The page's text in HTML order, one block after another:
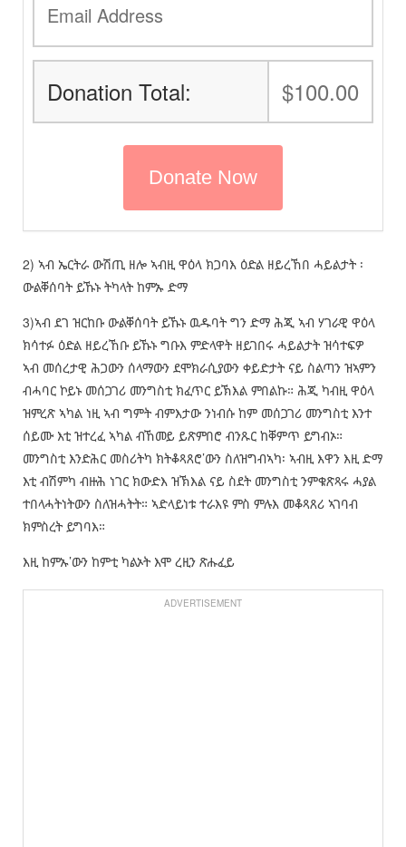
Donation Total: $100.00
2) ኣብ ኤርትራ ውሽጢ ዘሎ ኣብዚ ዋዕላ ክጋባእ ዕድል ዘይረኸበ ሓይልታት ፡
ውልቐሰባት ይኹኑ ትካላት ከምኡ ድማ
3)ኣብ ደገ ዝርከቡ ውልቐሰባት ይኹኑ ዉዱባት ግን ድማ ሕጂ ኣብ ሃገራዊ ዋዕላ
ክሳተፉ ዕድል ዘይረኸቡ ይኹኑ ግቡእ ምድላዋት ዘይገበሩ ሓይልታት ዝሳተፍዎ
ኣብ መሰረታዊ ሕጋውን ሰላማውን ደሞክራሲያውን ቀይድታት ናይ ስልጣን ዝኣምን
ብሓባር ኮይኑ መሰጋገሪ መንግስቲ ክፈጥር ይኽእል ምበልኩ። ሕጂ ካብዚ ዋዕላ
ዝምረጽ ኣካል ነዚ ኣብ ግምት ብምእታው ንነብሱ ከም መሰጋገሪ መንግስቲ እንተ
ሰይሙ እቲ ዝተረፈ ኣካል ብኸመይ ይጽምበሮ ብንጹር ከቐምጥ ይግብኦ።
መንግስቲ እንድሕር መስሪትካ ክትቆጻጸሮ’ውን ስለዝግብኣካ፡ ኣብዚ እዋን እዚ ድማ
እቲ ብሽምካ ብዙሕ ነገር ክውድእ ዝኽእል ናይ ስደት መንግስቲ ንምቁጽጻሩ ሓያል
ተበላሓትነትውን ስለዝሓትት። ኣድላይነቱ ተራእዩ ምስ ምሉእ መቆጻጸሪ ኣገባብ
ክምስረት ይግባእ።
እዚ ከምኡ’ውን ከምቲ ካልኦት እሞ ረዚን ጽሑፈይ
ADVERTISEMENT